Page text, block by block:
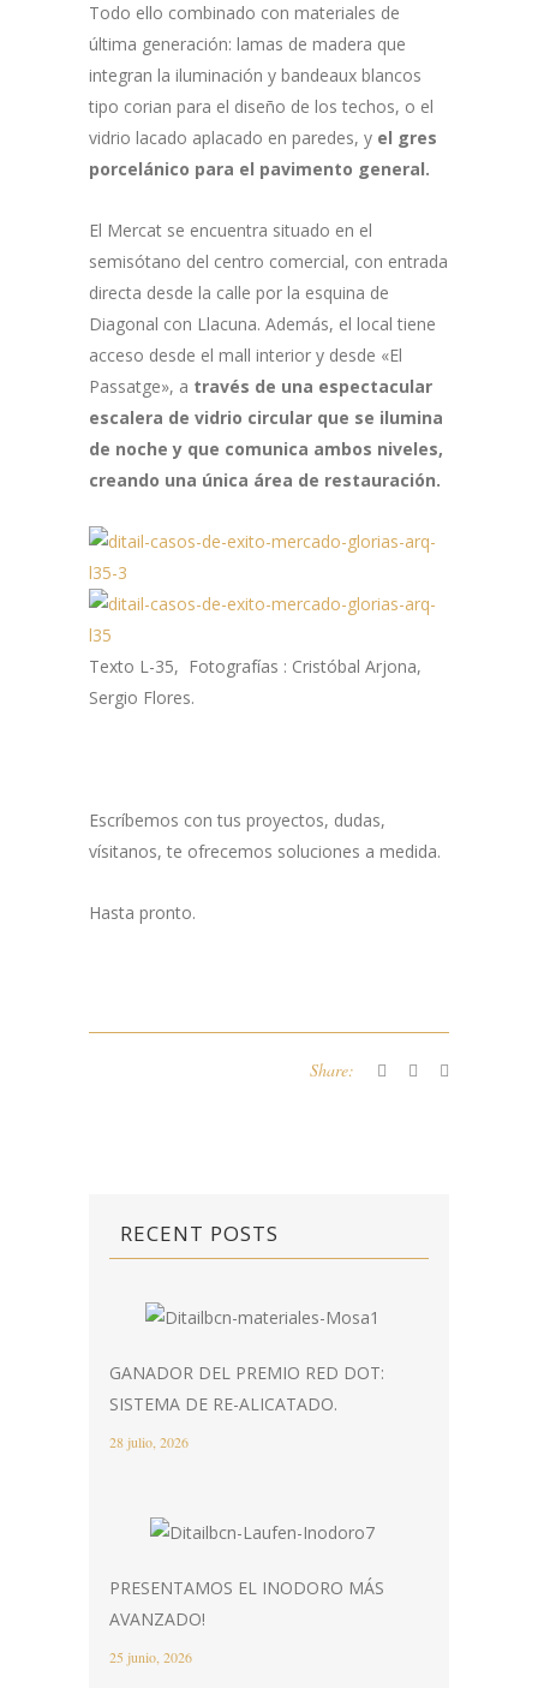
Todo ello combinado con materiales de
última generación: lamas de madera que
integran la iluminación y bandeaux blancos
tipo corian para el diseño de los techos, o el
vidrio lacado aplacado en paredes, y el gres
porcelánico para el pavimento general.
El Mercat se encuentra situado en el
semisótano del centro comercial, con entrada
directa desde la calle por la esquina de
Diagonal con Llacuna. Además, el local tiene
acceso desde el mall interior y desde «El
Passatge», a través de una espectacular
escalera de vidrio circular que se ilumina
de noche y que comunica ambos niveles,
creando una única área de restauración.
Texto L-35, Fotografías : Cristóbal Arjona,
Sergio Flores.
Escríbemos con tus proyectos, dudas,
vísitanos, te ofrecemos soluciones a medida.
Hasta pronto.
Share:
RECENT POSTS
GANADOR DEL PREMIO RED DOT:
SISTEMA DE RE-ALICATADO.
28 julio, 2026
PRESENTAMOS EL INODORO MÁS
AVANZADO!
25 junio, 2026